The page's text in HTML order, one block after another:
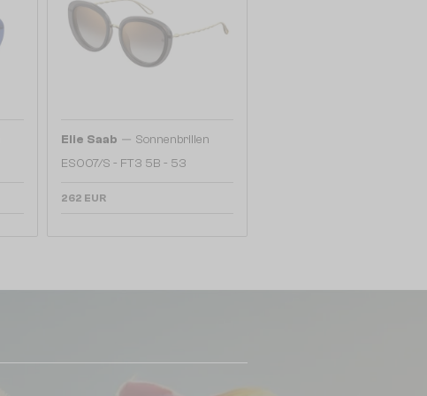
Elie Saab — Sonnenbrillen
ES007/S - FT3 5B - 53
262 EUR